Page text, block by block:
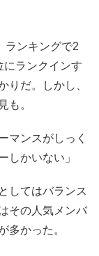
ランキングで2
にランクインす
りだ。しかし、
も。
マンスがしっく
しかいない」
してはバランス
その人気メンバ
多かった。